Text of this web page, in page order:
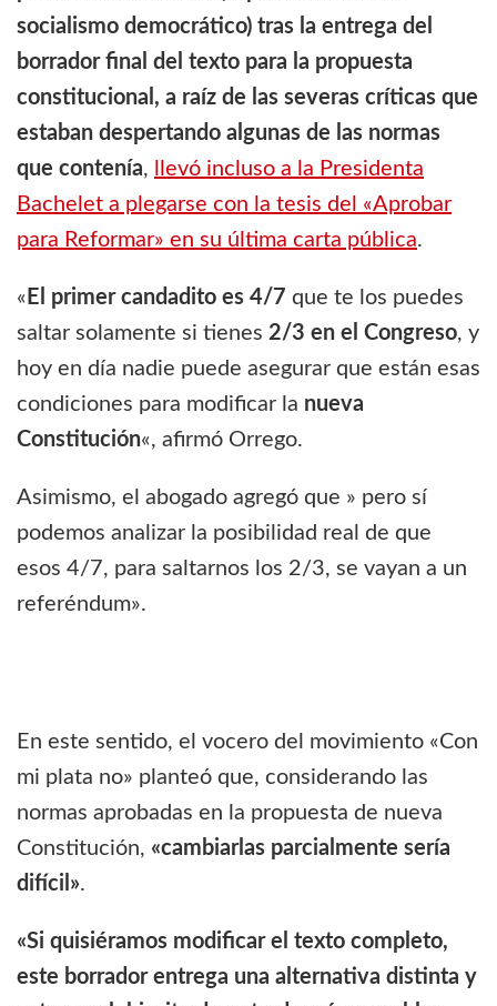
socialismo democrático) tras la entrega del
borrador final del texto para la propuesta
constitucional, a raíz de las severas críticas que
estaban despertando algunas de las normas
que contenía,
llevó incluso a la Presidenta
Bachelet a plegarse con la tesis del «Aprobar
para Reformar» en su última carta pública.
« El primer candadito es 4/7 que te los puedes
saltar solamente si tienes 2/3 en el Congreso, y
hoy en día nadie puede asegurar que están esas
condiciones para modificar la nueva
Constitución«, afirmó Orrego.
Asimismo, el abogado agregó que » pero sí
podemos analizar la posibilidad real de que
esos 4/7, para saltarnos los 2/3, se vayan a un
referéndum».
En este sentido, el vocero del movimiento «Con
mi plata no» planteó que, considerando las
normas aprobadas en la propuesta de nueva
Constitución, «cambiarlas parcialmente sería
difícil».
«Si quisiéramos modificar el texto completo,
este borrador entrega una alternativa distinta y